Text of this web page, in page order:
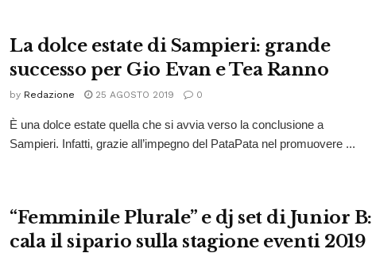
La dolce estate di Sampieri: grande
successo per Gio Evan e Tea Ranno
by Redazione 25 AGOSTO 2019 0
È una dolce estate quella che si avvia verso la conclusione a
Sampieri. Infatti, grazie all’impegno del PataPata nel promuovere ...
“Femminile Plurale” e dj set di Junior B:
cala il sipario sulla stagione eventi 2019